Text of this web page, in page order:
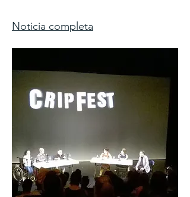
Noticia completa